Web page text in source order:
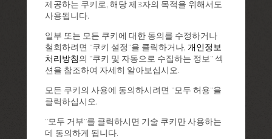
제공하는 쿠키로, 해당 제3자의 목적을 위해서도
사용됩니다.
일부 또는 모든 쿠키에 대한 동의를 수정하거나
철회하려면 "쿠키 설정"을 클릭하거나, 개인정보
처리방침의 "쿠키 및 자동으로 수집하는 정보" 섹
션을 참조하여 자세히 알아보십시오.
모든 쿠키의 사용에 동의하시려면 "모두 허용"을
클릭하십시오.
"모두 거부"를 클릭하시면 기술 쿠키만 사용하는
데 동의하게 됩니다.